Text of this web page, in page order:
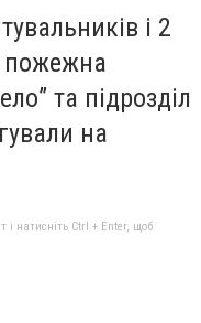
і 2
пожежна
та підрозділ
на
і натисніть Ctrl + Enter, щоб